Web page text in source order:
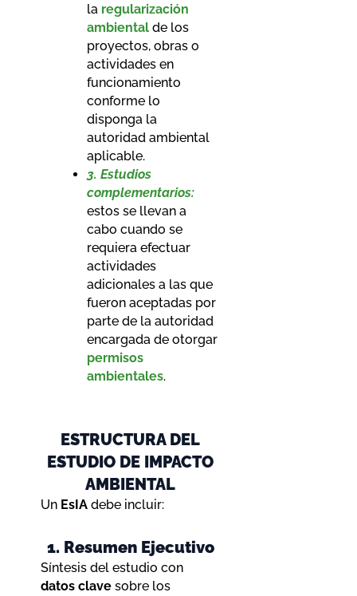
la regularización
ambiental de los
proyectos, obras o
actividades en
funcionamiento
conforme lo
disponga la
autoridad ambiental
aplicable.
3. Estudios
complementarios:
estos se llevan a
cabo cuando se
requiera efectuar
actividades
adicionales a las que
fueron aceptadas por
parte de la autoridad
encargada de otorgar
permisos
ambientales.
ESTRUCTURA DEL
ESTUDIO DE IMPACTO
AMBIENTAL
Un EsIA debe incluir:
1. Resumen Ejecutivo
Síntesis del estudio con
datos clave sobre los